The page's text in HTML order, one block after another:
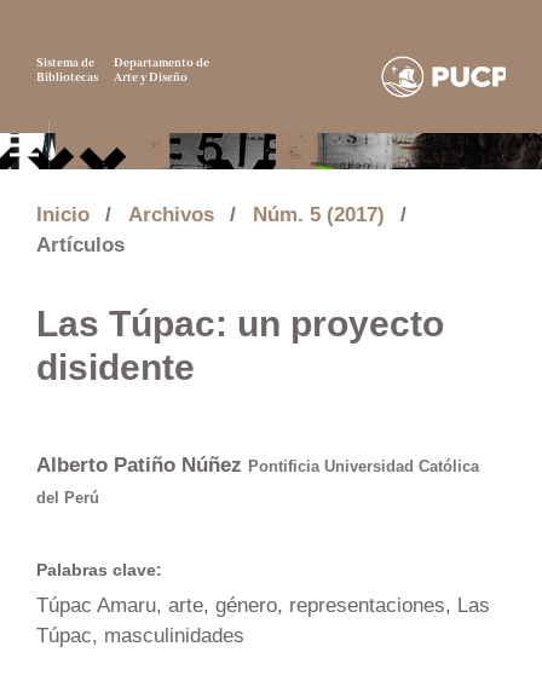
Sistema de
Bibliotecas
Departamento de
Arte y Diseño
Inicio / Archivos / Núm. 5 (2017)
/
Artículos
Las Túpac: un proyecto
disidente
Alberto Patiño Núñez Pontificia Universidad Católica
del Perú
Palabras clave:
Túpac Amaru, arte, género, representaciones, Las
Túpac, masculinidades